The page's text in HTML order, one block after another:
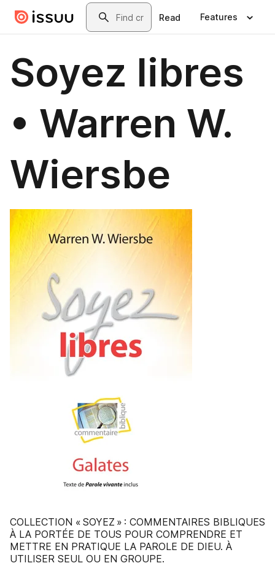
Skip to main contentSearch
Read Features
Soyez libres
• Warren W.
Wiersbe
COLLECTION « SOYEZ » : COMMENTAIRES BIBLIQUES
À LA PORTÉE DE TOUS POUR COMPRENDRE ET
METTRE EN PRATIQUE LA PAROLE DE DIEU. À
UTILISER SEUL OU EN GROUPE.